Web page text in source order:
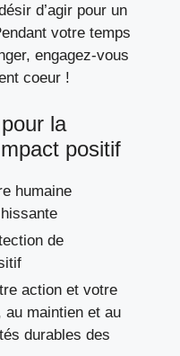
d’agir pour un
votre temps
engagez-vous
coeur !
la
positif
humaine
de
action et votre
au maintien et au
durables des